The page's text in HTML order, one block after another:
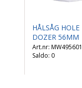
HÅLSÅG HOLE
DOZER 56MM
Saldo: 0